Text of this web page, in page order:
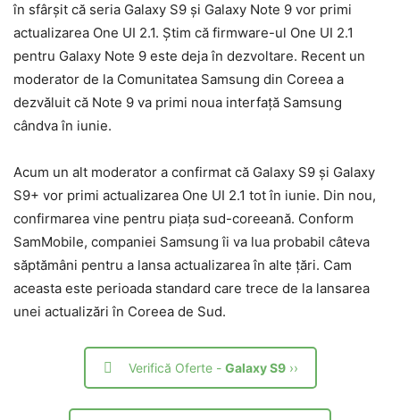
în sfârșit că seria Galaxy S9 și Galaxy Note 9 vor primi
actualizarea One UI 2.1. Știm că firmware-ul One UI 2.1
pentru Galaxy Note 9 este deja în dezvoltare. Recent un
moderator de la Comunitatea Samsung din Coreea a
dezvăluit că Note 9 va primi noua interfață Samsung
cândva în iunie.
Acum un alt moderator a confirmat că Galaxy S9 și Galaxy
S9+ vor primi actualizarea One UI 2.1 tot în iunie. Din nou,
confirmarea vine pentru piața sud-coreeană. Conform
SamMobile, companiei Samsung îi va lua probabil câteva
săptămâni pentru a lansa actualizarea în alte țări. Cam
aceasta este perioada standard care trece de la lansarea
unei actualizări în Coreea de Sud.
Verifică Oferte - Galaxy S9››